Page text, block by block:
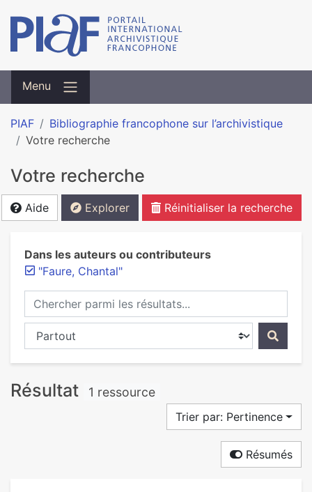
Menu
PIAF
Bibliographie francophone sur l’archivistique
Votre recherche
Votre recherche
Aide Explorer Réinitialiser la recherche
Dans les auteurs ou contributeurs
"Faure, Chantal"
Chercher parmi les résultats...
Chercher dans...
Résultat 1 ressource
Trier par: Pertinence
Résumés